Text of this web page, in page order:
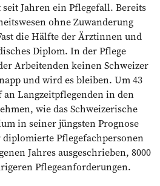
seit Jahren ein Pflegefall. Bereits
ohne Zuwanderung
die Hälfte der Ärztinnen und
Diplom. In der Pflege
Arbeitenden keinen Schweizer
und wird es bleiben. Um 43
Langzeitpflegenden in den
wie das Schweizerische
in seiner jüngsten Prognose
diplomierte Pflegefachpersonen
Jahres ausgeschrieben, 8000
Pflegeanforderungen.